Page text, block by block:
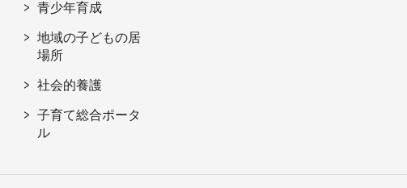
青少年育成
地域の子どもの居
場所
社会的養護
子育て総合ポータ
ル